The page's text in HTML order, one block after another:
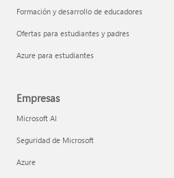
Formación y desarrollo de educadores
Ofertas para estudiantes y padres
Azure para estudiantes
Empresas
Microsoft AI
Seguridad de Microsoft
Azure